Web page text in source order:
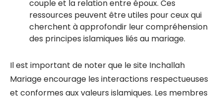
couple et la relation entre époux. Ces
ressources peuvent être utiles pour ceux qui
cherchent à approfondir leur compréhension
des principes islamiques liés au mariage.
Il est important de noter que le site Inchallah
Mariage encourage les interactions respectueuses
et conformes aux valeurs islamiques. Les membres